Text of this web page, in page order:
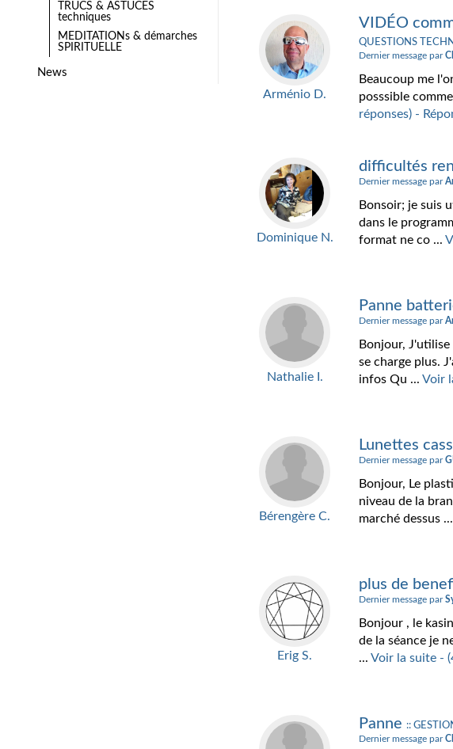
TRUCS & ASTUCES
techniques
MEDITATIONs & démarches
SPIRITUELLE
News
Arménio D.
VIDÉO
QUESTIONS
Dernier message par
Beaucoup me
posssible
réponses) -
Dominique N.
difficultés
Dernier message par
Bonsoir; je suis
dans le
format ne co ...
Nathalie I.
Panne
Dernier message par
Bonjour,
se charge plus.
infos Qu ...Voir
Bérengère C.
Lunettes
Dernier message par
Bonjour, Le
niveau de la
marché dessus
Erig S.
plus de
Dernier message par
Bonjour , le
de la séance je
...Voir la suite -
Panne ::
Dernier message par